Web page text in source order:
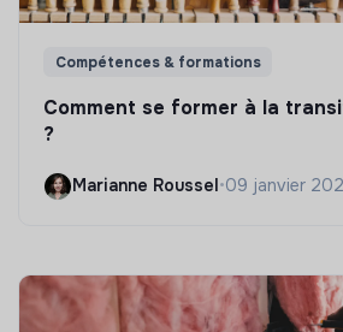
Compétences & formations
Comment se former à la
?
Marianne Roussel •09 janvier